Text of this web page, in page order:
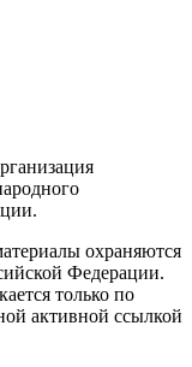
охраняются
Федерации.
только по
активной ссылкой